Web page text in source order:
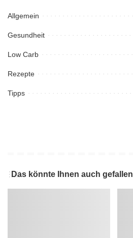
Allgemein
Gesundheit
Low Carb
Rezepte
Tipps
Das könnte Ihnen auch gefallen